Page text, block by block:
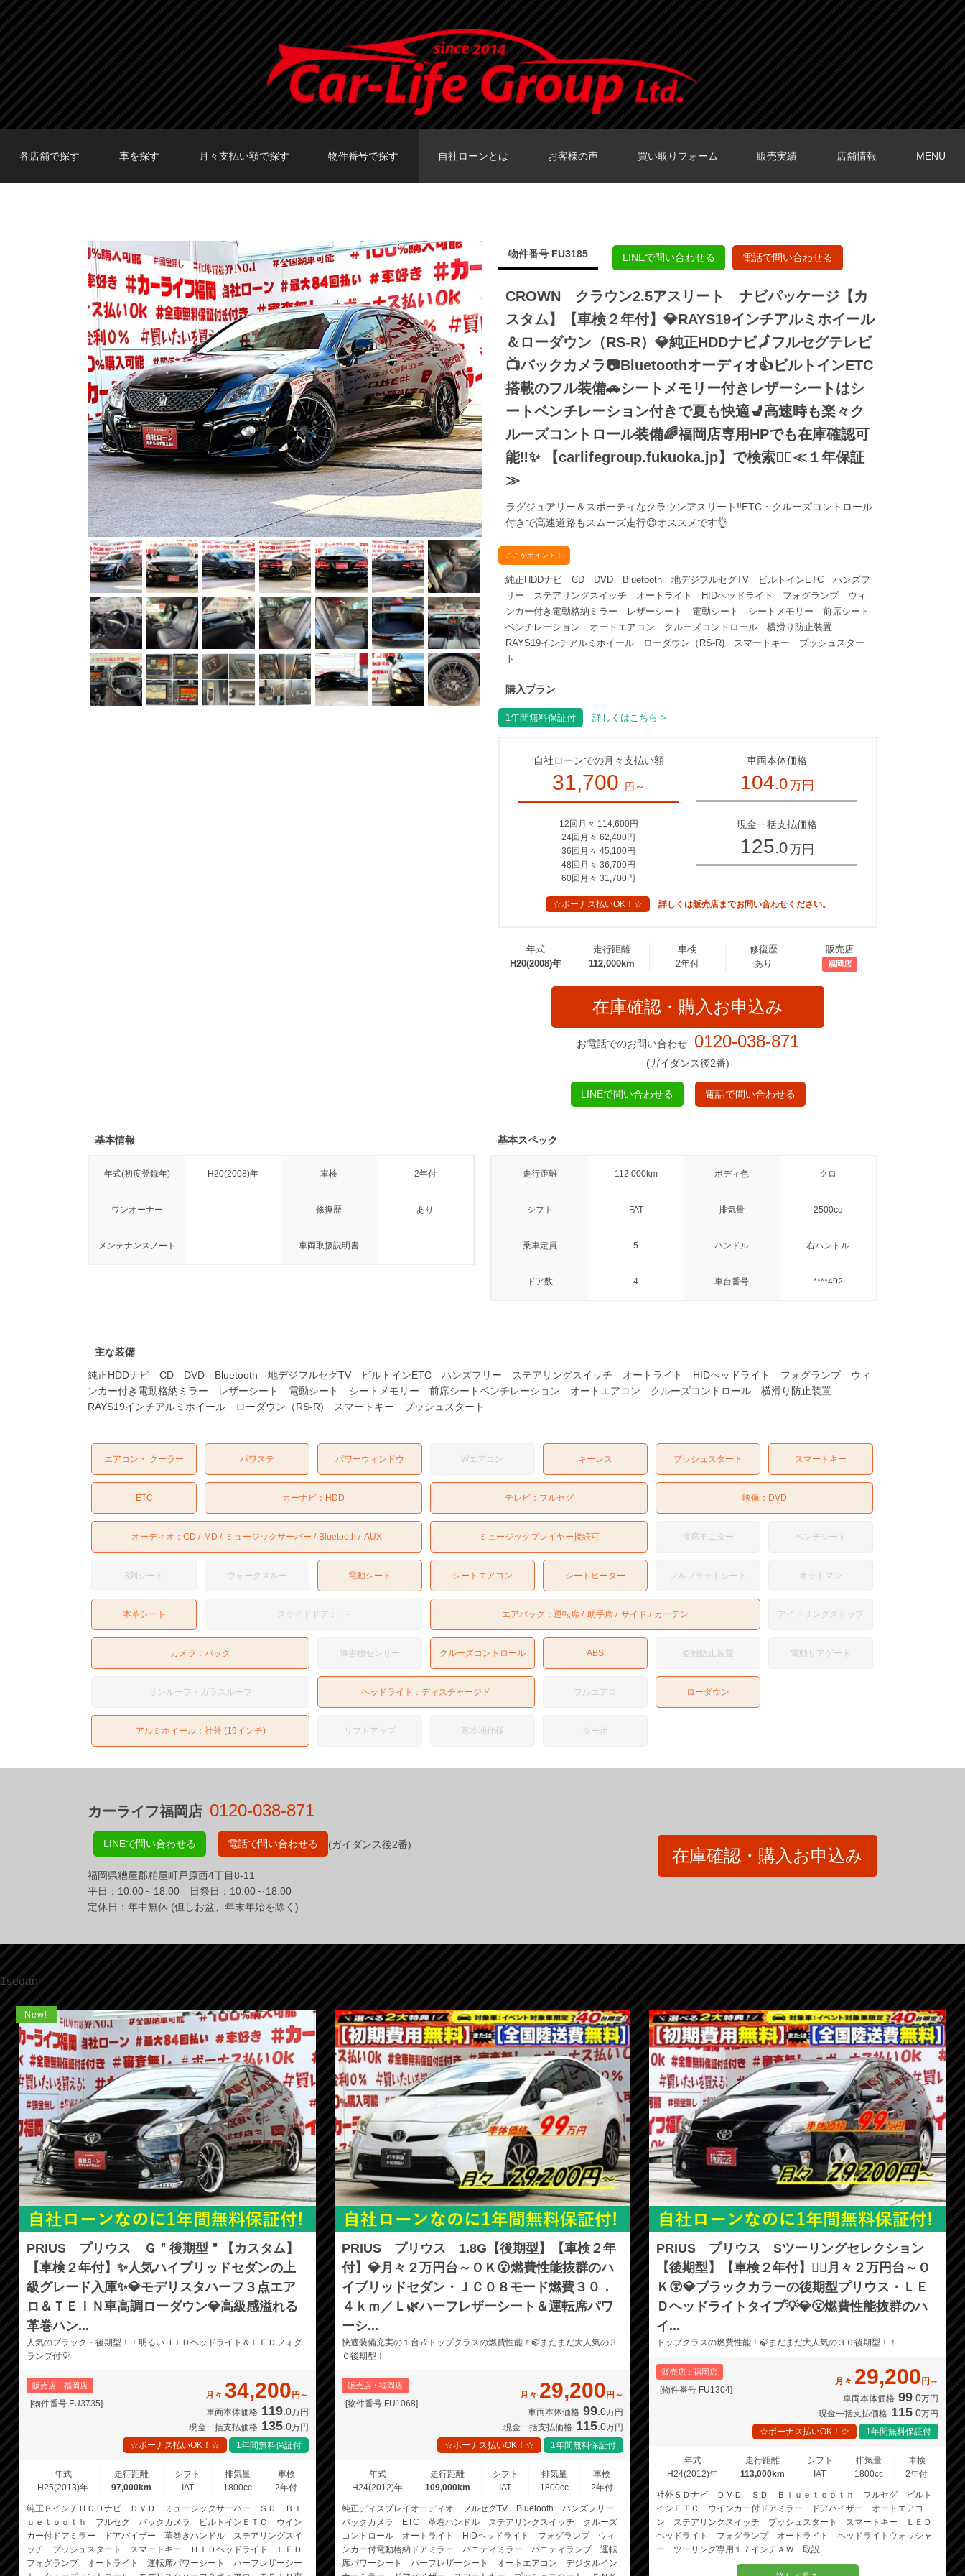
各店舗で探す 車を探す 月々支払い額で探す 物件番号で探す 自社ローンとは お客様の声 買い取りフォーム 販売実績 店舗情報 MENU
物件番号 FU3185 LINEで問い合わせる 電話で問い合わせる
CROWN クラウン2.5アスリート ナビパッケージ【カ
スタム】【車検２年付】💎RAYS19インチアルミホイール
＆ローダウン（RS-R）💎純正HDDナビ🗾フルセグテレビ
📺バックカメラ📷Bluetoothオーディオ👍ビルトインETC
搭載のフル装備🚗シートメモリー付きレザーシートはシ
ートベンチレーション付きで夏も快適💺高速時も楽々ク
ルーズコントロール装備🌈福岡店専用HPでも在庫確認可
能‼✨ 【carlifegroup.fukuoka.jp】で検索🕵️‍♂️≪１年保証
≫
ラグジュアリー＆スポーティなクラウンアスリート‼️ETC・クルーズコントロール
付きで高速道路もスムーズ走行😊オススメです👌
ここがポイント！
純正HDDナビ CD DVD Bluetooth 地デジフルセグTV ビルトインETC ハンズフ
リー ステアリングスイッチ オートライト HIDヘッドライト フォグランプ ウィ
ンカー付き電動格納ミラー レザーシート 電動シート シートメモリー 前席シート
ベンチレーション オートエアコン クルーズコントロール 横滑り防止装置
RAYS19インチアルミホイール ローダウン（RS-R) スマートキー プッシュスター
ト
購入プラン
1年間無料保証付 詳しくはこちら >
自社ローンでの月々支払い額
31,700 円～
12回月々 114,600円
24回月々 62,400円
36回月々 45,100円
48回月々 36,700円
60回月々 31,700円
車両本体価格
104.0万円
現金一括支払価格
125.0万円
☆ボーナス払いOK！☆ 詳しくは販売店までお問い合わせください。
年式
H20(2008)年
走行距離
112,000km
車検
2年付
修復歴
あり
販売店
福岡店
在庫確認・購入お申込み
お電話でのお問い合わせ 0120-038-871
(ガイダンス後2番)
LINEで問い合わせる 電話で問い合わせる
基本情報
年式(初度登録年) H20(2008)年 車検 2年付
ワンオーナー - 修復歴 あり
メンテナンスノート - 車両取扱説明書 -
基本スペック
走行距離 112,000km ボディ色 クロ
シフト FAT 排気量 2500cc
乗車定員 5 ハンドル 右ハンドル
ドア数 4 車台番号 ****492
主な装備
純正HDDナビ CD DVD Bluetooth 地デジフルセグTV ビルトインETC ハンズフリー ステアリングスイッチ オートライト HIDヘッドライト フォグランプ ウィ
ンカー付き電動格納ミラー レザーシート 電動シート シートメモリー 前席シートベンチレーション オートエアコン クルーズコントロール 横滑り防止装置
RAYS19インチアルミホイール ローダウン（RS-R) スマートキー プッシュスタート
エアコン・ クーラー パワステ パワーウィンドウ Wエアコン キーレス プッシュスタート スマートキー
ETC カーナビ： HDD テレビ： フルセグ 映像： DVD
オーディオ：CD MD ミュージックサーバー Bluetooth AUX ミュージックプレイヤー接続可 後席モニター ベンチシート
3列シート ウォークスルー 電動シート シートエアコン シートヒーター フルフラットシート オットマン
本革シート スライドドア：：- エアバッグ： 運転席 助手席 サイド カーテン アイドリングストップ
カメラ：バック 障害物センサー クルーズコントロール ABS 盗難防止装置 電動リアゲート
サンルーフ・ガラスルーフ ヘッドライト：ディスチャージド フルエアロ ローダウン
アルミホイール：社外 (19インチ) リフトアップ 寒冷地仕様 ターボ
カーライフ福岡店 0120-038-871
LINEで問い合わせる 電話で問い合わせる (ガイダンス後2番)
福岡県糟屋郡粕屋町戸原西4丁目8-11
平日：10:00～18:00 日祭日：10:00～18:00
定休日：年中無休 (但しお盆、年末年始を除く)
在庫確認・購入お申込み
1sedan
New!
PRIUS プリウス Ｇ＂後期型＂【カスタム】
【車検２年付】✨人気ハイブリッドセダンの上
級グレード入庫✨💎モデリスタハーフ３点エア
ロ＆ＴＥＩＮ車高調ローダウン💎高級感溢れる
革巻ハン...
人気のブラック・後期型！！明るいＨＩＤヘッドライト＆ＬＥＤフォグ
ランプ付💡
販売店：福岡店
[物件番号 FU3735]
月々 34,200 円～
車両本体価格 119.0万円
現金一括支払価格 135.0万円
☆ボーナス払いOK！☆
1年間無料保証付
年式
H25(2013)年
走行距離
97,000km
シフト
IAT
排気量
1800cc
車検
2年付
純正８インチＨＤＤナビ ＤＶＤ ミュージックサーバー ＳＤ Ｂｌ
ｕｅｔｏｏｔｈ フルセグ バックカメラ ビルトインＥＴＣ ウイン
カー付ドアミラー ドアバイザー 革巻きハンドル ステアリングスイ
ッチ プッシュスタート スマートキー ＨＩＤヘッドライト ＬＥＤ
フォグランプ オートライト 運転席パワーシート ハーフレザーシー
PRIUS プリウス 1.8G【後期型】【車検２年
付】💎月々２万円台～ＯＫ😮燃費性能抜群のハ
イブリッドセダン・ＪＣ０８モード燃費３０．
４ｋｍ／Ｌ🌿ハーフレザーシート＆運転席パワ
ーシ...
快適装備充実の１台🎶トップクラスの燃費性能！🍃まだまだ大人気の３
０後期型！
販売店：福岡店
[物件番号 FU1068]
月々 29,200 円～
車両本体価格 99.0万円
現金一括支払価格 115.0万円
☆ボーナス払いOK！☆
1年間無料保証付
年式
H24(2012)年
走行距離
109,000km
シフト
IAT
排気量
1800cc
車検
2年付
純正ディスプレイオーディオ フルセグTV Bluetooth ハンズフリー
バックカメラ ETC 革巻ハンドル ステアリングスイッチ クルーズ
コントロール オートライト HIDヘッドライト フォグランプ ウィ
ンカー付電動格納ドアミラー バニティミラー バニティランプ 運転
席パワーシート ハーフレザーシート オートエアコン デジタルイン
PRIUS プリウス Sツーリングセレクション
【後期型】【車検２年付】🏳️‍🌈月々２万円台～Ｏ
Ｋ😲💎ブラックカラーの後期型プリウス・ＬＥ
Ｄヘッドライトタイプ💡💎😮燃費性能抜群のハ
イ...
トップクラスの燃費性能！🍃まだまだ大人気の３０後期型！！
販売店：福岡店
[物件番号 FU1304]
月々 29,200 円～
車両本体価格 99.0万円
現金一括支払価格 115.0万円
☆ボーナス払いOK！☆
1年間無料保証付
年式
H24(2012)年
走行距離
113,000km
シフト
IAT
排気量
1800cc
車検
2年付
社外ＳＤナビ ＤＶＤ ＳＤ Ｂｌｕｅｔｏｏｔｈ フルセグ ビルト
インＥＴＣ ウインカー付ドアミラー ドアバイザー オートエアコ
ン ステアリングスイッチ プッシュスタート スマートキー ＬＥＤ
ヘッドライト フォグランプ オートライト ヘッドライトウォッシャ
ー ツーリング専用１７インチＡＷ 取説